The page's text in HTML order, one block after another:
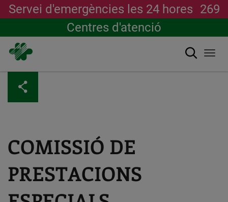
contingut
Servei d'emergències les 24 hores 269
Centres d'atenció
Cerca
COMISSIÓ DE
PRESTACIONS